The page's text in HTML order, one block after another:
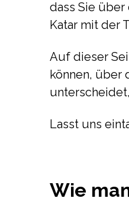
dass Sie
Katar mit der
Auf dieser
können, über
Lasst uns
Wie